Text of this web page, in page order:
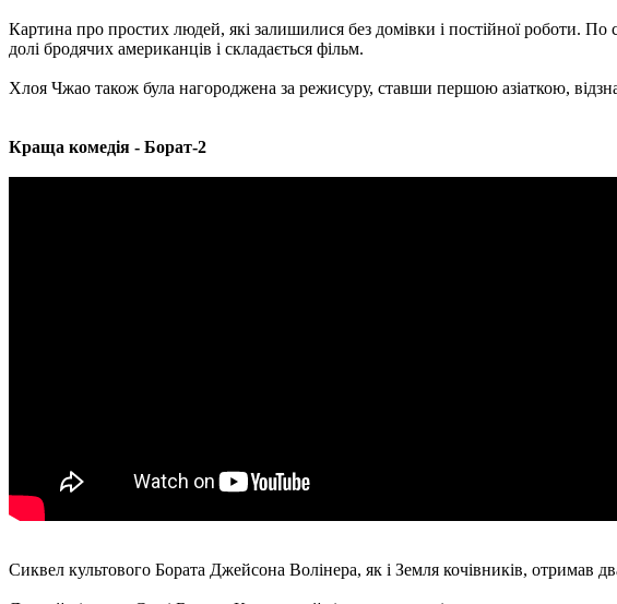
Картина про простих людей, які залишилися без домівки і постійної роботи.
долі бродячих американців і складається фільм.
Хлоя Чжао також була нагороджена за режисуру, ставши першою азіаткою,
Краща комедія - Борат-2
Сиквел культового Бората Джейсона Волінера, як і Земля кочівників, отримав